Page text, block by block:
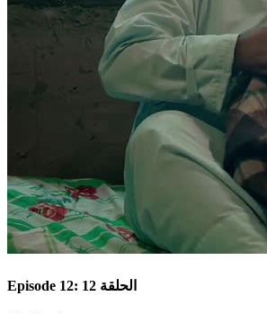
Episode 12: الحلقة 12